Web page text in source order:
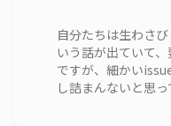
自分たちは生わさ
いう話が出ていて
ですが、細かい
し詰まんないと思